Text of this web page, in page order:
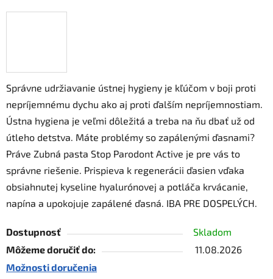
Správne udržiavanie ústnej hygieny je kľúčom v boji proti
nepríjemnému dychu ako aj proti ďalším nepríjemnostiam.
Ústna hygiena je veľmi dôležitá a treba na ňu dbať už od
útleho detstva. Máte problémy so zapálenými ďasnami?
Práve Zubná pasta Stop Parodont Active je pre vás to
správne riešenie. Prispieva k regenerácii ďasien vďaka
obsiahnutej kyseline hyalurónovej a potláča krvácanie,
napína a upokojuje zapálené ďasná. IBA PRE DOSPELÝCH.
Dostupnosť
Skladom
Môžeme doručiť do:
11.08.2026
Možnosti doručenia